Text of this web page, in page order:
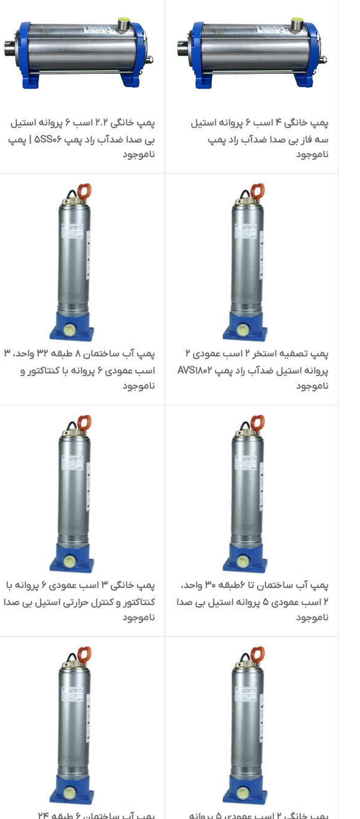
پمپ خانگی ۴ اسب ۶ پروانه استیل
سه فاز بی صدا ضدآب راد پمپ
310SS06 | سایلنت
ناموجود
پمپ خانگی ۲.۲ اسب ۶ پروانه استیل
بی صدا ضدآب راد پمپ 5SS06 | پمپ
دو و دو دهم اسب سایلنت
ناموجود
پمپ تصفیه استخر ۲ اسب عمودی ۲
پروانه استیل ضدآب راد پمپ AVS1802
ناموجود
پمپ آب ساختمان ۸ طبقه ۳۲ واحد، ۳
اسب عمودی ۶ پروانه با کنتاکتور و
کنترل حرارتی استیل بی صدا ضدآب راد
پمپ A10SS06K | سایلنت
ناموجود
پمپ آب ساختمان تا ۶طبقه ۳۰ واحد،
۲ اسب عمودی ۵ پروانه استیل بی صدا
ضدآب راد پمپ A10SS05 | سایلنت
ناموجود
پمپ خانگی ۳ اسب عمودی ۶ پروانه با
کنتاکتور و کنترل حرارتی استیل بی صدا
ضدآب راد پمپ A10SS06K | سایلنت
ناموجود